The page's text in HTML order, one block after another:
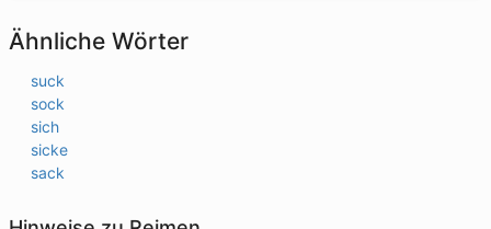
Ähnliche Wörter
suck
sock
sich
sicke
sack